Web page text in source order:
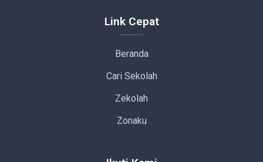
Link Cepat
Beranda
Cari Sekolah
Zekolah
Zonaku